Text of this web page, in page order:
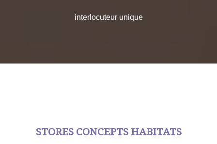
interlocuteur unique
STORES CONCEPTS HABITATS